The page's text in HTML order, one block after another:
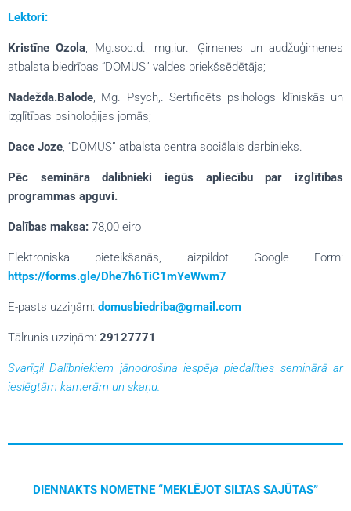
Lektori:
Kristīne Ozola , Mg.soc.d., mg.iur., Ģimenes un audžuģimenes
atbalsta biedrības “DOMUS” valdes priekšsēdētāja;
Nadežda.Balode , Mg. Psych,. Sertificēts psihologs klīniskās un
izglītības psiholoģijas jomās;
Dace Joze , “DOMUS” atbalsta centra sociālais darbinieks.
Pēc semināra dalībnieki iegūs apliecību par izglītības
programmas apguvi.
Dalības maksa: 78,00 eiro
Elektroniska pieteikšanās, aizpildot Google Form:
https://forms.gle/Dhe7h6TiC1mYeWwm7
E-pasts uzziņām: domusbiedriba@gmail.com
Tālrunis uzziņām: 29127771
Svarīgi! Dalībniekiem jānodrošina iespēja piedalīties seminārā ar
ieslēgtām kamerām un skaņu.
DIENNAKTS NOMETNE “MEKLĒJOT SILTAS SAJŪTAS”